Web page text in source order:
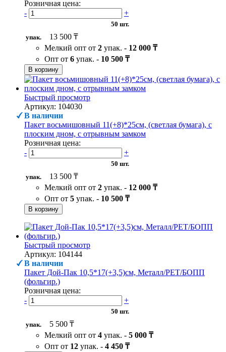
Розничная цена:
-
+
50 шт.
упак.
13 500 ₸
Мелкий опт от 2 упак. - 12 000 ₸
Опт от 6 упак. - 10 500 ₸
В корзину
Быстрый просмотр
Артикул: 104030
В наличии
Пакет восьмишовный 11(+8)*25см, (светлая бумага), с
плоским дном, с отрывным замком
Розничная цена:
-
+
50 шт.
упак.
13 500 ₸
Мелкий опт от 2 упак. - 12 000 ₸
Опт от 5 упак. - 10 500 ₸
В корзину
Быстрый просмотр
Артикул: 104144
В наличии
Пакет Дой-Пак 10,5*17(+3,5)см, Металл/PET/БОПП
(фольгир.)
Розничная цена:
-
+
50 шт.
упак.
5 500 ₸
Мелкий опт от 4 упак. - 5 000 ₸
Опт от 12 упак. - 4 450 ₸